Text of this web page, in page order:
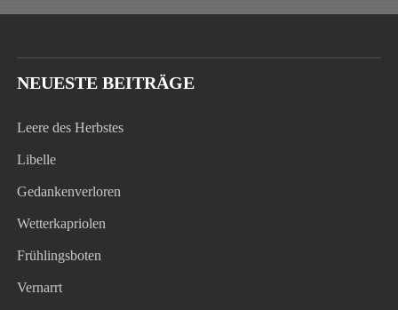
NEUESTE BEITRÄGE
Leere des Herbstes
Libelle
Gedankenverloren
Wetterkapriolen
Frühlingsboten
Vernarrt